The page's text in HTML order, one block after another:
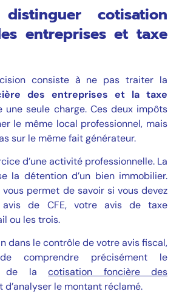
distinguer cotisation
entreprises et taxe
consiste à ne pas traiter la
des entreprises et la taxe
une seule charge. Ces deux impôts
le même local professionnel, mais
sur le même fait générateur.
d’une activité professionnelle. La
la détention d’un bien immobilier.
permet de savoir si vous devez
de CFE, votre avis de taxe
ou les trois.
dans le contrôle de votre avis fiscal,
comprendre précisément le
de lacotisation foncière des
d’analyser le montant réclamé.